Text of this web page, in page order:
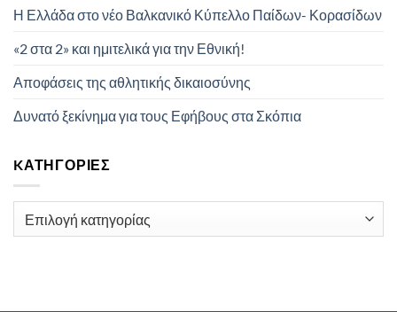
Η Ελλάδα στο νέο Βαλκανικό Κύπελλο Παίδων- Κορασίδων
«2 στα 2» και ημιτελικά για την Εθνική!
Αποφάσεις της αθλητικής δικαιοσύνης
Δυνατό ξεκίνημα για τους Εφήβους στα Σκόπια
KΑΤΗΓΟΡΊΕΣ
Kατηγορίες